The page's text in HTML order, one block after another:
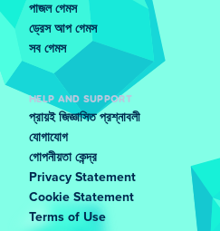
পাজল গেমস
ড্রেস আপ গেমস
সব গেমস
HELP AND SUPPORT
প্রায়ই জিজ্ঞাসিত প্রশ্নাবলী
যোগাযোগ
গোপনীয়তা কেন্দ্র
Privacy Statement
Cookie Statement
Terms of Use